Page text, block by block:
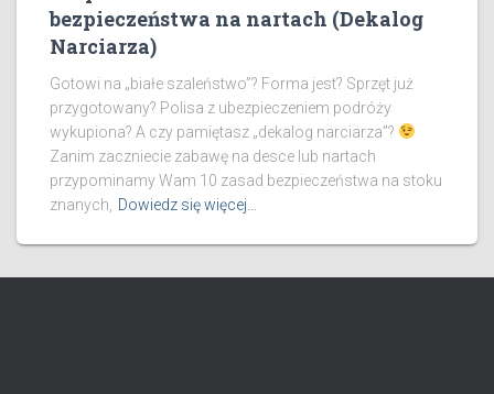
bezpieczeństwa na nartach (Dekalog
Narciarza)
Gotowi na „białe szaleństwo”? Forma jest? Sprzęt już
przygotowany? Polisa z ubezpieczeniem podróży
wykupiona? A czy pamiętasz „dekalog narciarza”?
Zanim zaczniecie zabawę na desce lub nartach
przypominamy Wam 10 zasad bezpieczeństwa na stoku
znanych,
Dowiedz się więcej…